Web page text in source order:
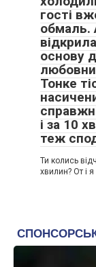
гості
обмаль.
основу
Тонке
і за 10
теж
Ти колись
хвилин? От і